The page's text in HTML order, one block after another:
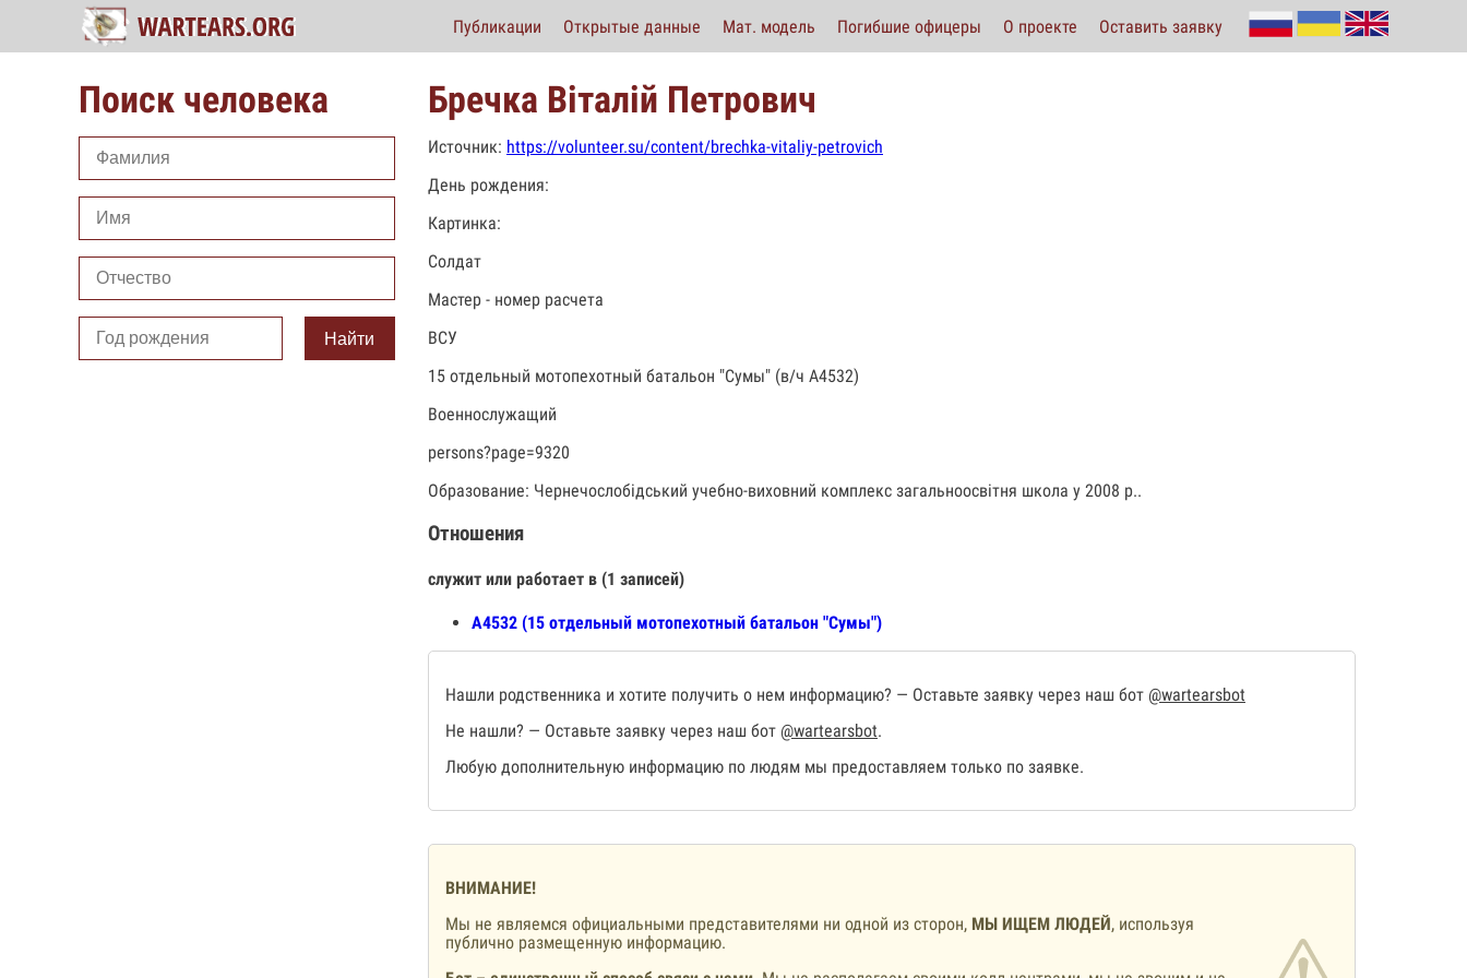
Публикации Открытые данные Мат. модель Погибшие офицеры О проекте Оставить заявку
Поиск человека
Найти
Бречка Віталій Петрович
Источник: https://volunteer.su/content/brechka-vitaliy-petrovich
День рождения:
Картинка:
Солдат
Мастер - номер расчета
ВСУ
15 отдельный мотопехотный батальон "Сумы" (в/ч А4532)
Военнослужащий
persons?page=9320
Образование: Чернечослобідський учебно-виховний комплекс загальноосвітня школа у 2008 р..
Отношения
служит или работает в (1 записей)
А4532 (15 отдельный мотопехотный батальон "Сумы")
Нашли родственника и хотите получить о нем информацию? — Оставьте заявку через наш бот @wartearsbot
Не нашли? — Оставьте заявку через наш бот @wartearsbot.
Любую дополнительную информацию по людям мы предоставляем только по заявке.
ВНИМАНИЕ!
Мы не являемся официальными представителями ни одной из сторон, МЫ ИЩЕМ ЛЮДЕЙ, используя
публично размещенную информацию.